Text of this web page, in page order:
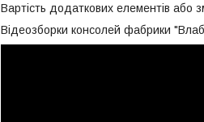
Вартість додаткових елементів або
Відеозборки консолей фабрики